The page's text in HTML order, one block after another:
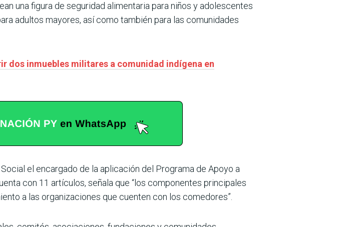
una figura de seguridad alimentaria para niños y adolescentes
adultos mayores, así como también para las comunidades
dos inmuebles militares a comunidad indígena en
el encargado de la aplicación del Programa de Apoyo a
con 11 artículos, señala que “los componentes principales
a las organizaciones que cuenten con los comedores”.